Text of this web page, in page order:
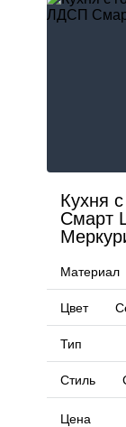
Кухня
Смарт
Материал
Цвет
Тип
Стиль
Цена